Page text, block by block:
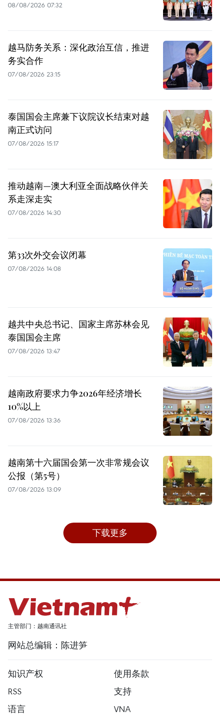
08/08/2026 07:32
越马防务关系：深化政治互信，推进
务实合作
07/08/2026 23:15
泰国国会主席兼下议院议长结束对越
南正式访问
07/08/2026 15:17
推动越南—澳大利亚全面战略伙伴关
系走深走实
07/08/2026 14:30
第33次外交会议闭幕
07/08/2026 14:08
越共中央总书记、国家主席苏林会见
泰国国会主席
07/08/2026 13:47
越南政府要求力争2026年经济增长
10%以上
07/08/2026 13:36
越南第十六届国会第一次非常规会议
公报（第5号）
07/08/2026 13:09
下载更多
主管部门：越南通讯社
网站总编辑：陈进笋
知识产权
使用条款
RSS
支持
语言
VNA